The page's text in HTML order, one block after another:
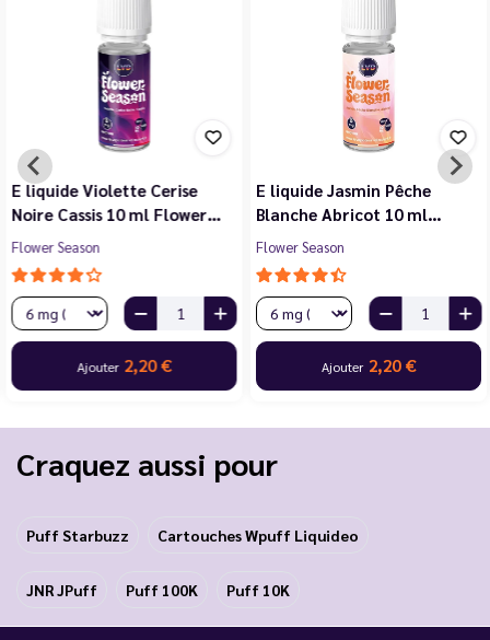
E liquide Violette Cerise
Noire Cassis 10 ml Flower…
Flower Season
Ajouter 2,20 €
E liquide Jasmin Pêche
Blanche Abricot 10 ml…
Flower Season
Ajouter 2,20 €
Craquez aussi pour
Puff Starbuzz Cartouches Wpuff Liquideo
JNR JPuff Puff 100K Puff 10K